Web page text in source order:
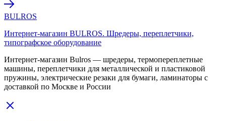
BULROS
Интернет-магазин BULROS. Шредеры, переплетчики,
типографское оборудование
Интернет-магазин Bulros — шредеры, термопереплетные
машины, переплетчики для металлической и пластиковой
пружины, электрические резаки для бумаги, ламинаторы с
доставкой по Москве и России